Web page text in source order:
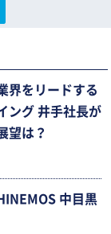
界をリードする
ング 井手社長が
望は？
中目黒